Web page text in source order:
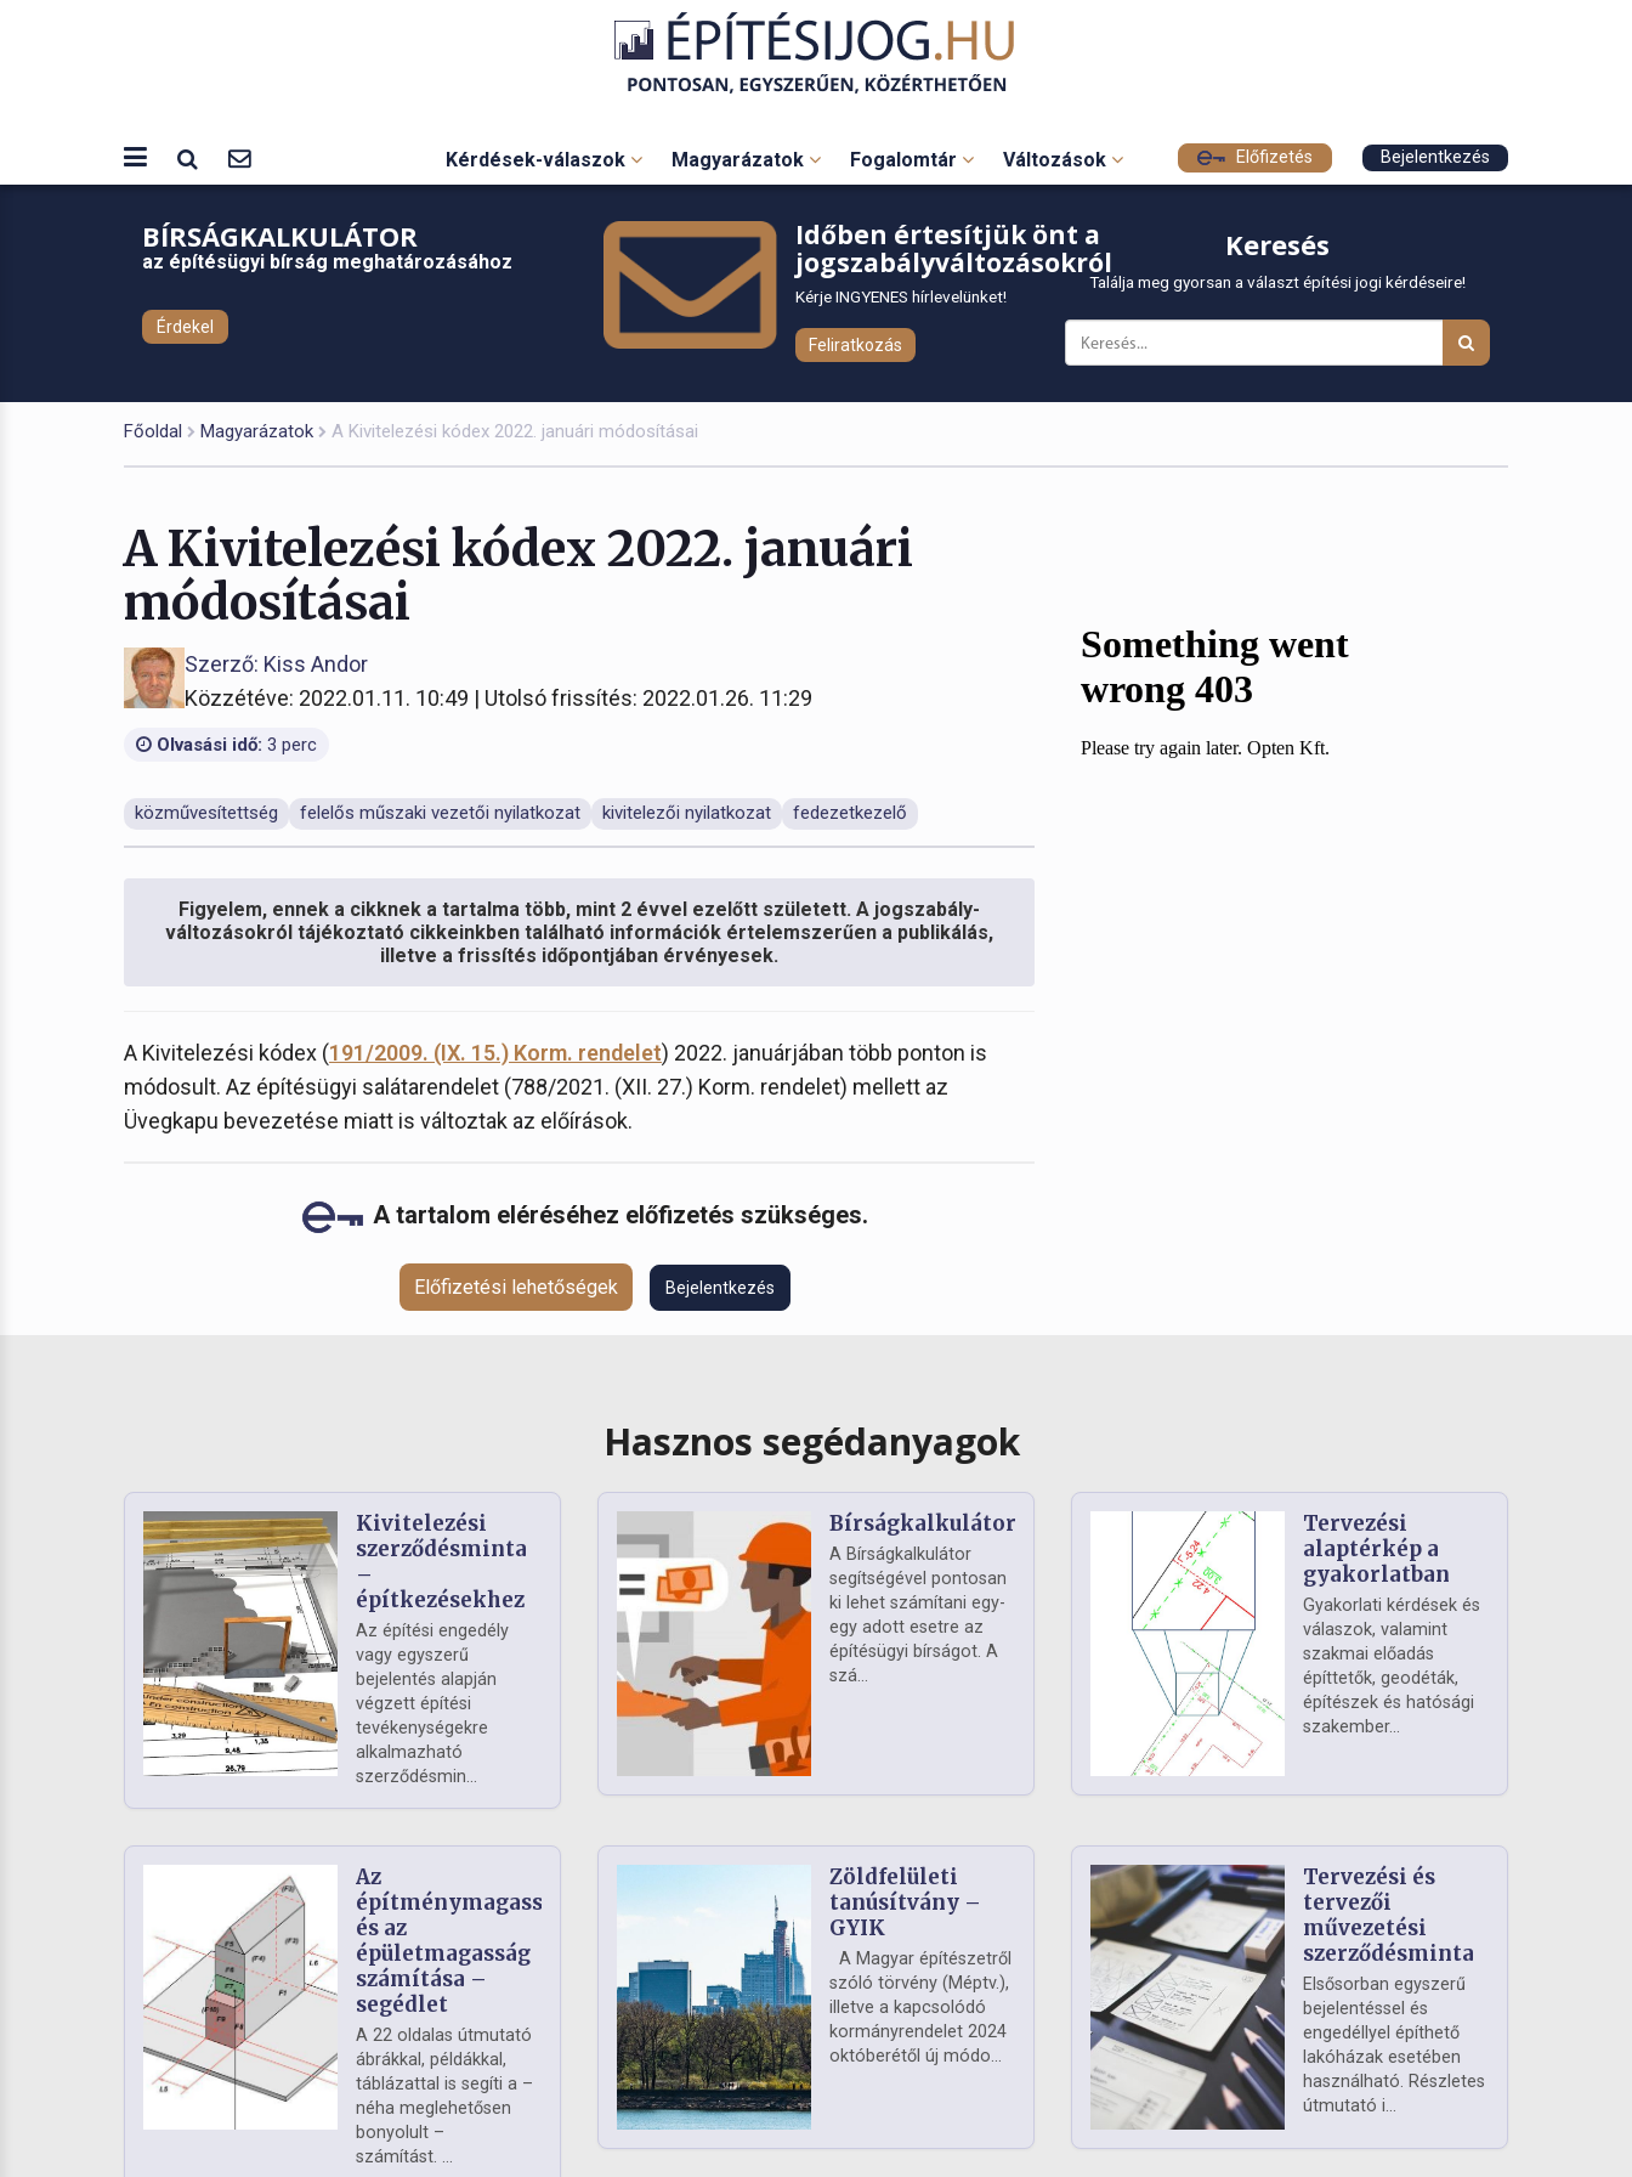
Kérdések-válaszok Magyarázatok Fogalomtár Változások Előfizetés Bejelentkezés
BÍRSÁGKALKULÁTOR
az építésügyi bírság meghatározásához
Érdekel
Időben értesítjük önt a
jogszabályváltozásokról
Kérje INGYENES hírlevelünket!
Feliratkozás
Keresés
Találja meg gyorsan a választ építési jogi kérdéseire!
Főoldal Magyarázatok A Kivitelezési kódex 2022. januári módosításai
A Kivitelezési kódex 2022. januári
módosításai
Szerző: Kiss Andor
Közzétéve: 2022.01.11. 10:49 | Utolsó frissítés: 2022.01.26. 11:29
Olvasási idő: 3 perc
közművesítettség felelős műszaki vezetői nyilatkozat kivitelezői nyilatkozat fedezetkezelő
Figyelem, ennek a cikknek a tartalma több, mint 2 évvel ezelőtt született. A jogszabály-
változásokról tájékoztató cikkeinkben található információk értelemszerűen a publikálás,
illetve a frissítés időpontjában érvényesek.
A Kivitelezési kódex (191/2009. (IX. 15.) Korm. rendelet) 2022. januárjában több ponton is
módosult. Az építésügyi salátarendelet (788/2021. (XII. 27.) Korm. rendelet) mellett az
Üvegkapu bevezetése miatt is változtak az előírások.
A tartalom eléréséhez előfizetés szükséges.
Előfizetési lehetőségek Bejelentkezés
Hasznos segédanyagok
Kivitelezési
szerződésminta
–
építkezésekhez
Az építési engedély
vagy egyszerű
bejelentés alapján
végzett építési
tevékenységekre
alkalmazható
szerződésmin...
Bírságkalkulátor
A Bírságkalkulátor
segítségével pontosan
ki lehet számítani egy-
egy adott esetre az
építésügyi bírságot. A
szá...
Tervezési
alaptérkép a
gyakorlatban
Gyakorlati kérdések és
válaszok, valamint
szakmai előadás
építtetők, geodéták,
építészek és hatósági
szakember...
Az
építménymagasság
és az
épületmagasság
számítása –
segédlet
A 22 oldalas útmutató
ábrákkal, példákkal,
táblázattal is segíti a –
néha meglehetősen
bonyolult –
számítást. ...
Zöldfelületi
tanúsítvány –
GYIK
A Magyar építészetről
szóló törvény (Méptv.),
illetve a kapcsolódó
kormányrendelet 2024
októberétől új módo...
Tervezési és
tervezői
művezetési
szerződésminta
Elsősorban egyszerű
bejelentéssel és
engedéllyel építhető
lakóházak esetében
használható. Részletes
útmutató i...